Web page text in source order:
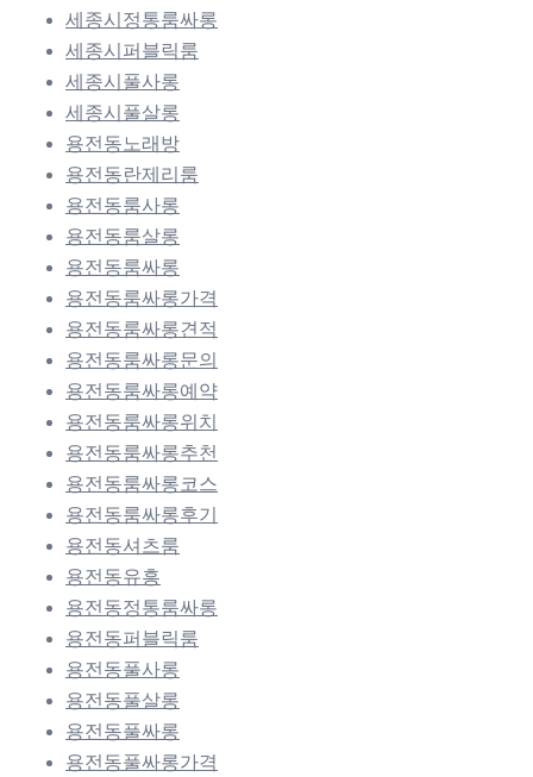
세종시정통룸싸롱
세종시퍼블릭룸
세종시풀사롱
세종시풀살롱
용전동노래방
용전동란제리룸
용전동룸사롱
용전동룸살롱
용전동룸싸롱
용전동룸싸롱가격
용전동룸싸롱견적
용전동룸싸롱문의
용전동룸싸롱예약
용전동룸싸롱위치
용전동룸싸롱추천
용전동룸싸롱코스
용전동룸싸롱후기
용전동셔츠룸
용전동유흥
용전동정통룸싸롱
용전동퍼블릭룸
용전동풀사롱
용전동풀살롱
용전동풀싸롱
용전동풀싸롱가격